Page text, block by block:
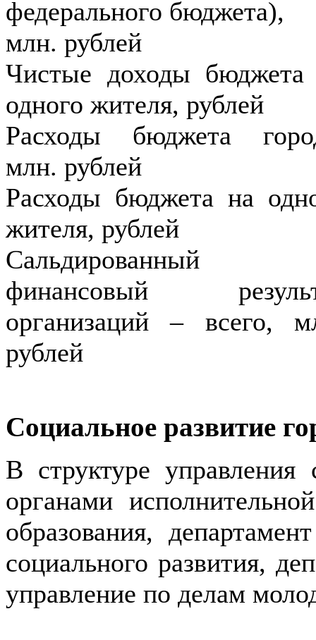
федерального бюджета),
млн. рублей
Чистые доходы бюджета
одного жителя, рублей
Расходы бюджета
млн. рублей
Расходы бюджета на
жителя, рублей
Сальдированный
финансовый
организаций – всего,
рублей
Социальное развитие
В структуре
органами
образования,
социального развития,
управление по делам